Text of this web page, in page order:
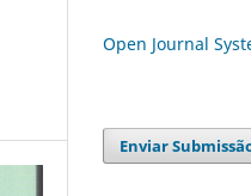
Open Journal
Enviar